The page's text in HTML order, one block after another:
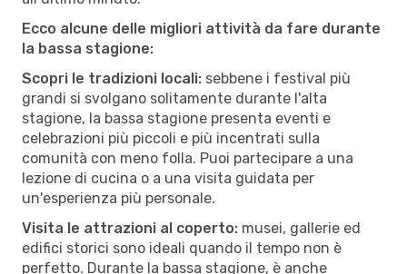
Ecco alcune delle migliori attività da fare durante
la bassa stagione:
Scopri le tradizioni locali: sebbene i festival più
grandi si svolgano solitamente durante l'alta
stagione, la bassa stagione presenta eventi e
celebrazioni più piccoli e più incentrati sulla
comunità con meno folla. Puoi partecipare a una
lezione di cucina o a una visita guidata per
un'esperienza più personale.
Visita le attrazioni al coperto: musei, gallerie ed
edifici storici sono ideali quando il tempo non è
perfetto. Durante la bassa stagione, è anche